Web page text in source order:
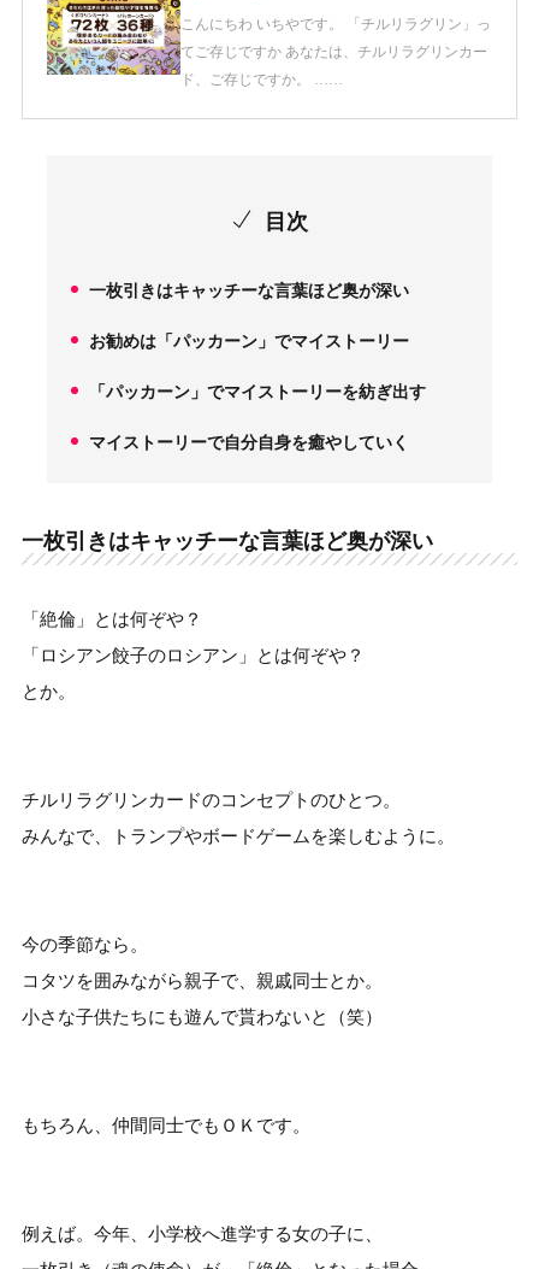
こんにちわ いちやです。 「チルリラグリン」っ
てご存じですか あなたは、チルリラグリンカー
ド、ご存じですか。 ……
目次
一枚引きはキャッチーな言葉ほど奥が深い
2.
お勧めは「パッカーン」でマイストーリー
「パッカーン」でマイストーリーを紡ぎ出す
マイストーリーで自分自身を癒やしていく
一枚引きはキャッチーな言葉ほど奥が深い
「絶倫」とは何ぞや？
「ロシアン餃子のロシアン」とは何ぞや？
とか。
チルリラグリンカードのコンセプトのひとつ。
みんなで、トランプやボードゲームを楽しむように。
今の季節なら。
コタツを囲みながら親子で、親戚同士とか。
小さな子供たちにも遊んで貰わないと（笑）
もちろん、仲間同士でもＯＫです。
例えば。今年、小学校へ進学する女の子に、